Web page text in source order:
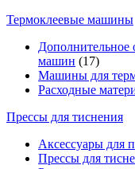
Термоклеевые машины
Дополнительное
машин (17)
Машины для
Расходные
Прессы для тиснения
Аксессуары для
Прессы для